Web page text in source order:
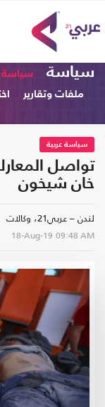
سياسة سياسة
ملفات وتقارير
سياسة عربية
تواصل
خان شيخون
لندن – عربي21، وكالات
18-Aug-19 09:48 AM